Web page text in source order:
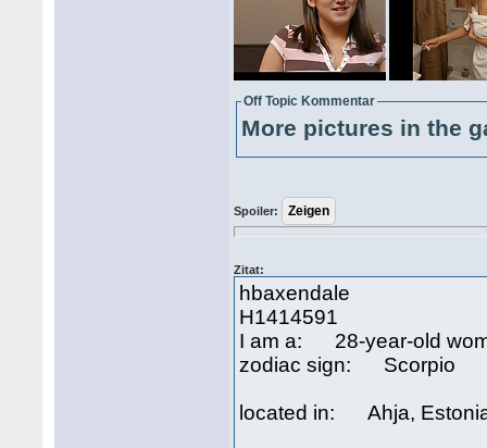
Off Topic Kommentar
More pictures in the
Spoiler:
Zitat:
hbaxendale
H1414591
I am a: 28-year-old
zodiac sign: Scorpio
located in: Ahja,